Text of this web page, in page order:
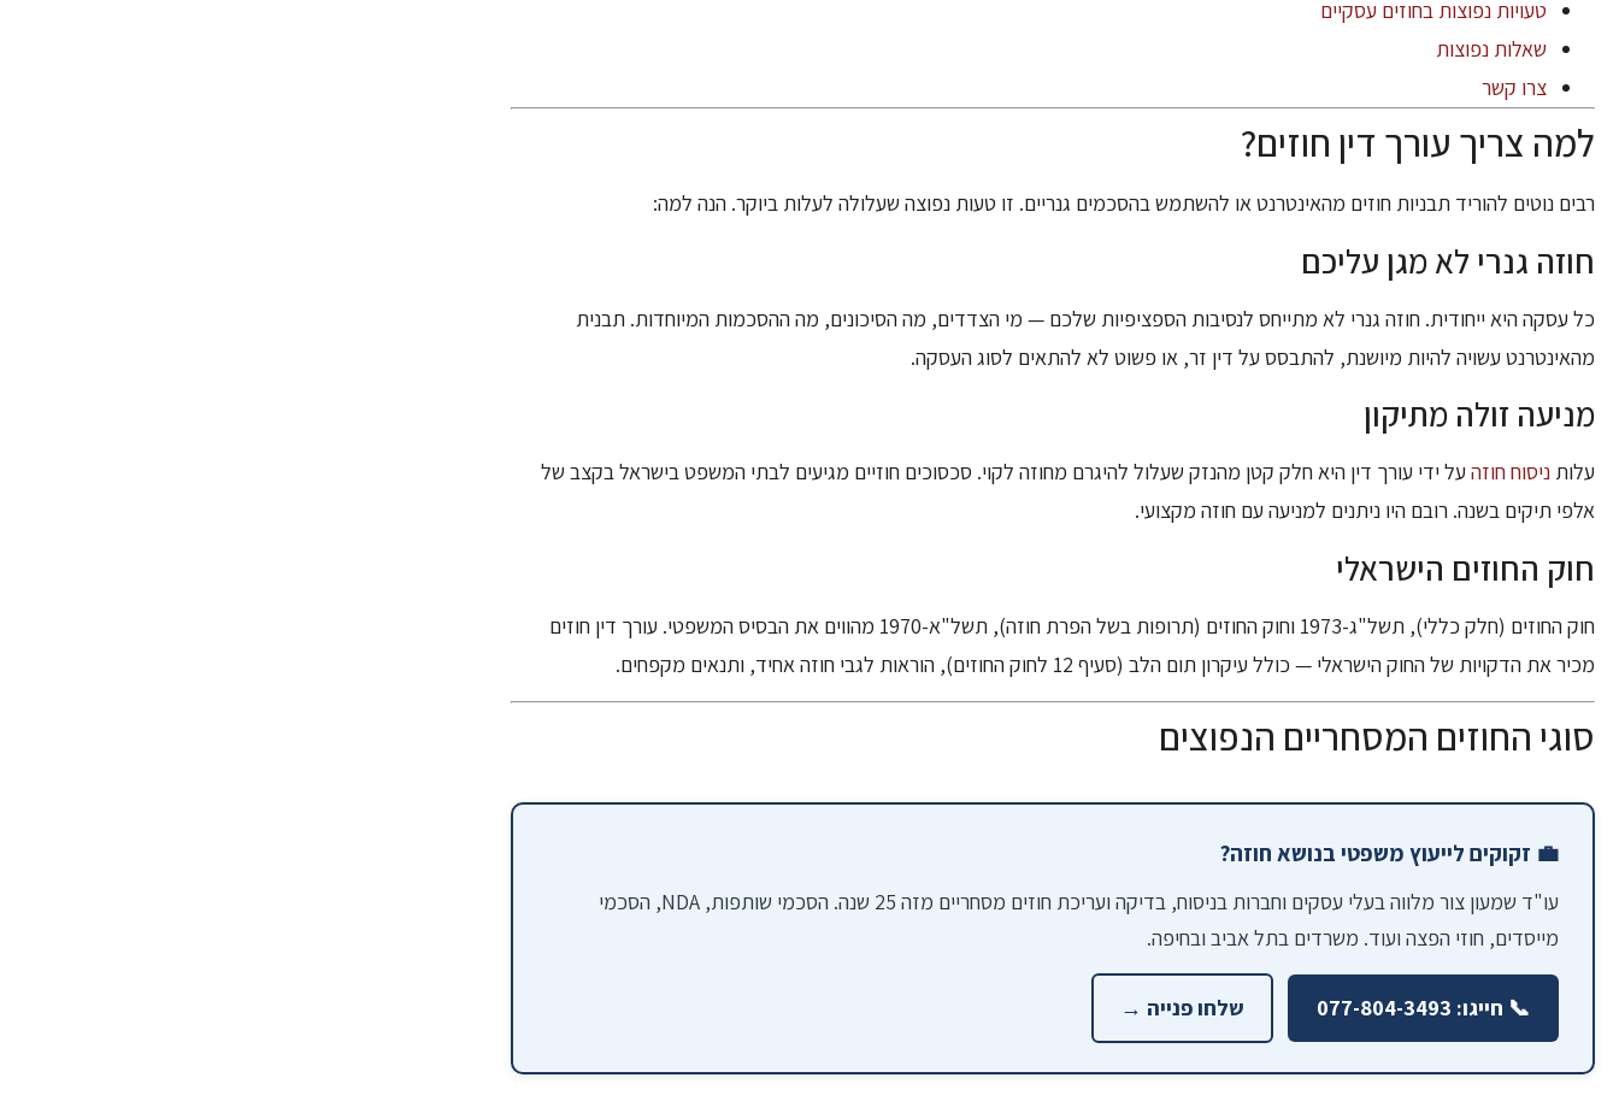
טעויות נפוצות בחוזים עסקיים
שאלות נפוצות
צרו קשר
למה צריך עורך דין חוזים?
רבים נוטים להוריד תבניות חוזים מהאינטרנט או להשתמש בהסכמים גנריים. זו טעות נפוצה שעלולה לעלות ביוקר. הנה למה:
חוזה גנרי לא מגן עליכם
כל עסקה היא ייחודית. חוזה גנרי לא מתייחס לנסיבות הספציפיות שלכם — מי הצדדים, מה הסיכונים, מה ההסכמות המיוחדות. תבנית
מהאינטרנט עשויה להיות מיושנת, להתבסס על דין זר, או פשוט לא להתאים לסוג העסקה.
מניעה זולה מתיקון
עלות ניסוח חוזה על ידי עורך דין היא חלק קטן מהנזק שעלול להיגרם מחוזה לקוי. סכסוכים חוזיים מגיעים לבתי המשפט בישראל בקצב של
אלפי תיקים בשנה. רובם היו ניתנים למניעה עם חוזה מקצועי.
חוק החוזים הישראלי
חוק החוזים (חלק כללי), תשל"ג-1973 וחוק החוזים (תרופות בשל הפרת חוזה), תשל"א-1970 מהווים את הבסיס המשפטי. עורך דין חוזים
מכיר את הדקויות של החוק הישראלי — כולל עיקרון תום הלב (סעיף 12 לחוק החוזים), הוראות לגבי חוזה אחיד, ותנאים מקפחים.
סוגי החוזים המסחריים הנפוצים
💼 זקוקים לייעוץ משפטי בנושא חוזה?
עו"ד שמעון צור מלווה בעלי עסקים וחברות בניסוח, בדיקה ועריכת חוזים מסחריים מזה 25 שנה. הסכמי שותפות, NDA, הסכמי
מייסדים, חוזי הפצה ועוד. משרדים בתל אביב ובחיפה.
📞 חייגו: 077-804-3493 שלחו פנייה →